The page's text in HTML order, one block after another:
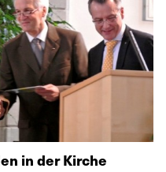
in der Kirche